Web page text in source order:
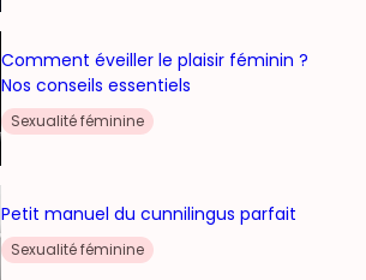
Comment éveiller le plaisir féminin ?
Nos conseils essentiels
Sexualité féminine
Petit manuel du cunnilingus parfait
Sexualité féminine